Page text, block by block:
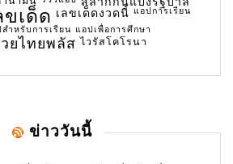
ขเด็ด เลขเด็ดงวดนี้ แอปการเรียน
สำหรับการเรียน แอปเพื่อการศึกษา
ยไทยพลัส ไวรัสโคโรนา
ข่าววันนี้